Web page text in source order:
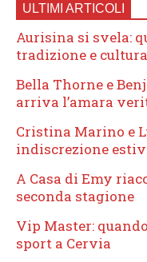
ULTIMI ARTICOLI
Aurisina si svela:
tradizione e cultura
Bella Thorne e
arriva l’amara
Cristina Marino e
indiscrezione
A Casa di Emy
seconda stagione
Vip Master:
sport a Cervia